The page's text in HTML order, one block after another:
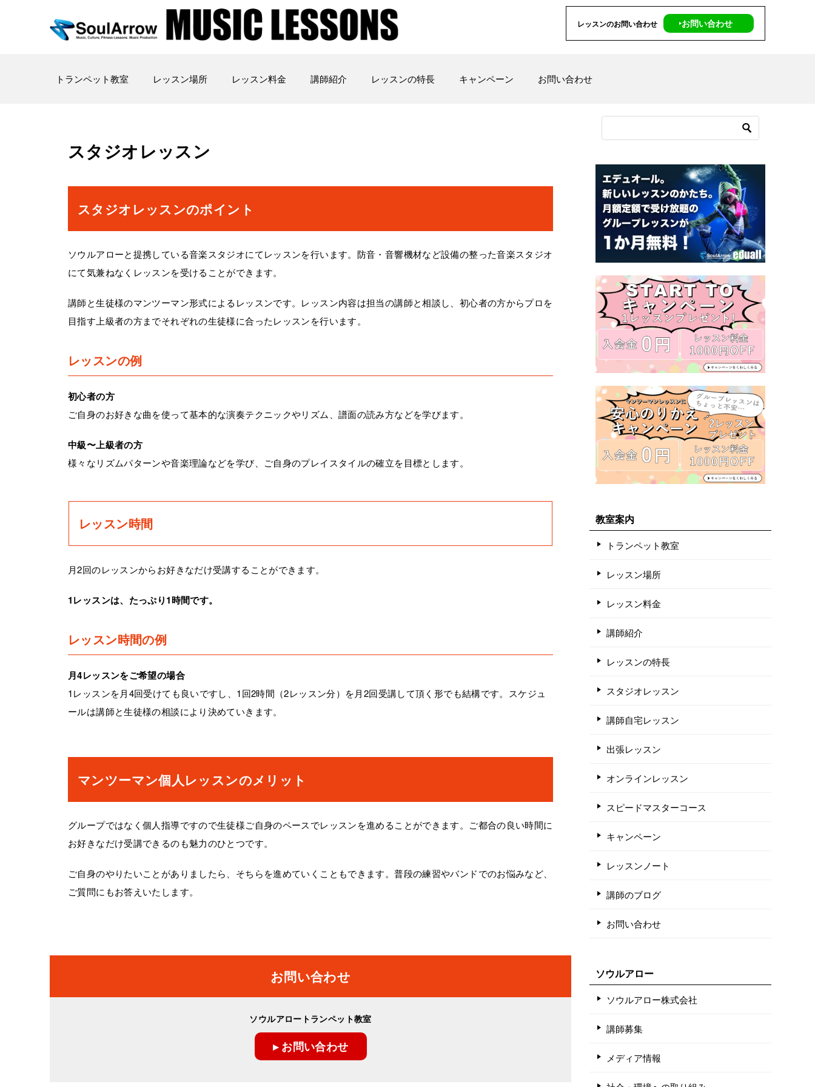
レッスンのお問い合わせ ‣お問い合わせ
トランペット教室 レッスン場所 レッスン料金 講師紹介 レッスンの特長 キャンペーン お問い合わせ
スタジオレッスン
スタジオレッスンのポイント
ソウルアローと提携している音楽スタジオにてレッスンを行います。防音・音響機材など設備の整った音楽スタジオ
にて気兼ねなくレッスンを受けることができます。
講師と生徒様のマンツーマン形式によるレッスンです。レッスン内容は担当の講師と相談し、初心者の方からプロを
目指す上級者の方までそれぞれの生徒様に合ったレッスンを行います。
レッスンの例
初心者の方
ご自身のお好きな曲を使って基本的な演奏テクニックやリズム、譜面の読み方などを学びます。
中級〜上級者の方
様々なリズムパターンや音楽理論などを学び、ご自身のプレイスタイルの確立を目標とします。
レッスン時間
月2回のレッスンからお好きなだけ受講することができます。
1レッスンは、たっぷり1時間です。
レッスン時間の例
月4レッスンをご希望の場合
1レッスンを月4回受けても良いですし、1回2時間（2レッスン分）を月2回受講して頂く形でも結構です。スケジュ
ールは講師と生徒様の相談により決めていきます。
マンツーマン個人レッスンのメリット
グループではなく個人指導ですので生徒様ご自身のペースでレッスンを進めることができます。ご都合の良い時間に
お好きなだけ受講できるのも魅力のひとつです。
ご自身のやりたいことがありましたら、そちらを進めていくこともできます。普段の練習やバンドでのお悩みなど、
ご質問にもお答えいたします。
お問い合わせ
ソウルアロートランペット教室
▸ お問い合わせ
教室案内
トランペット教室
レッスン場所
レッスン料金
講師紹介
レッスンの特長
スタジオレッスン
講師自宅レッスン
出張レッスン
オンラインレッスン
スピードマスターコース
キャンペーン
レッスンノート
講師のブログ
お問い合わせ
ソウルアロー
ソウルアロー株式会社
講師募集
メディア情報